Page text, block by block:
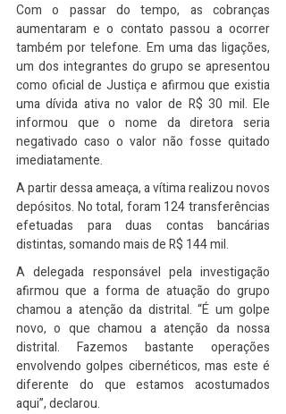
Com o passar do tempo, as cobranças
aumentaram e o contato passou a ocorrer
também por telefone. Em uma das ligações,
um dos integrantes do grupo se apresentou
como oficial de Justiça e afirmou que existia
uma dívida ativa no valor de R$ 30 mil. Ele
informou que o nome da diretora seria
negativado caso o valor não fosse quitado
imediatamente.
A partir dessa ameaça, a vítima realizou novos
depósitos. No total, foram 124 transferências
efetuadas para duas contas bancárias
distintas, somando mais de R$ 144 mil.
A delegada responsável pela investigação
afirmou que a forma de atuação do grupo
chamou a atenção da distrital. “É um golpe
novo, o que chamou a atenção da nossa
distrital. Fazemos bastante operações
envolvendo golpes cibernéticos, mas este é
diferente do que estamos acostumados
aqui”, declarou.